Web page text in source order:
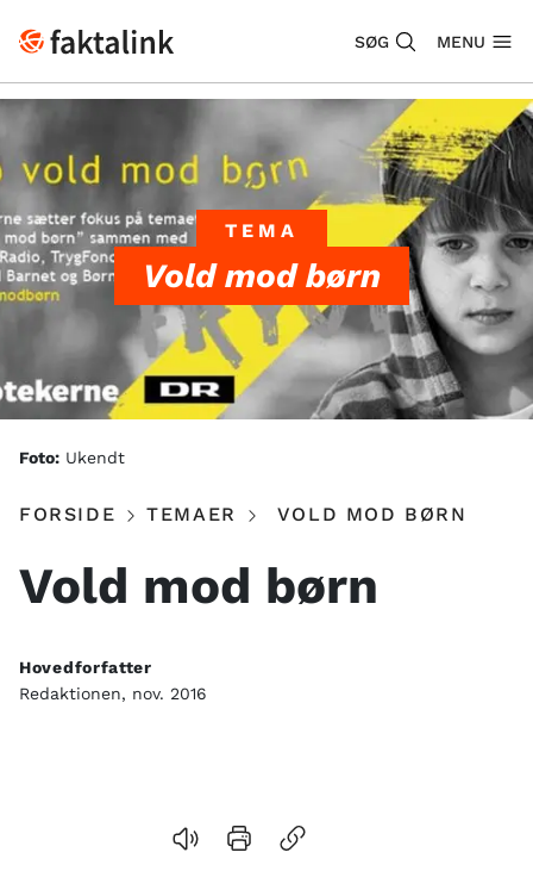
SØG MENU
TEMA
Vold mod børn
Foto: Ukendt
FORSIDE TEMAER VOLD MOD BØRN
Vold mod børn
Indhold
Hovedforfatter
Redaktionen, nov. 2016